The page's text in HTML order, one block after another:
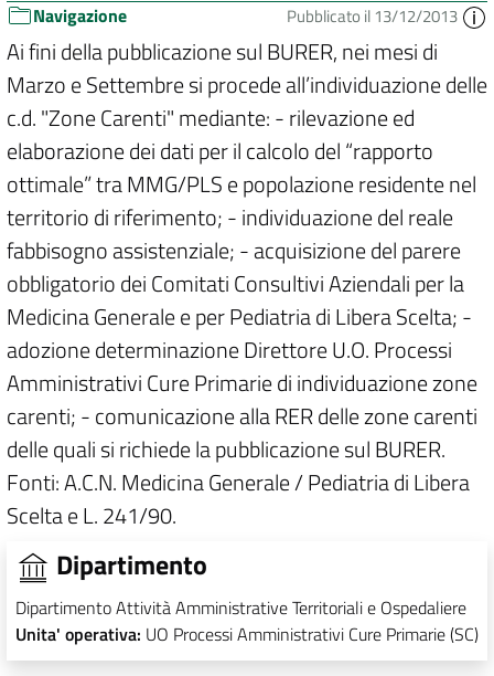
Navigazione Pubblicato il 13/12/2013
Ai fini della pubblicazione sul BURER, nei mesi di
Marzo e Settembre si procede all’individuazione delle
c.d. "Zone Carenti" mediante: - rilevazione ed
elaborazione dei dati per il calcolo del “rapporto
ottimale” tra MMG/PLS e popolazione residente nel
territorio di riferimento; - individuazione del reale
fabbisogno assistenziale; - acquisizione del parere
obbligatorio dei Comitati Consultivi Aziendali per la
Medicina Generale e per Pediatria di Libera Scelta; -
adozione determinazione Direttore U.O. Processi
Amministrativi Cure Primarie di individuazione zone
carenti; - comunicazione alla RER delle zone carenti
delle quali si richiede la pubblicazione sul BURER.
Fonti: A.C.N. Medicina Generale / Pediatria di Libera
Scelta e L. 241/90.
Dipartimento
Dipartimento Attività Amministrative Territoriali e Ospedaliere
Unita' operativa: UO Processi Amministrativi Cure Primarie (SC)